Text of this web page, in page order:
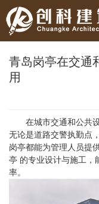
青岛岗亭在交通
用
在城市交通和公共
无论是道路交警执勤点
岗亭都能为管理人员提
亭 的专业设计与施工，
率。